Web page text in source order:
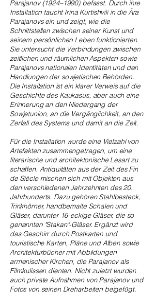
Parajanov (1924–1990) befasst. Durch ihre
Installation taucht Irina Kurtishvili in die Ära
Parajanovs ein und zeigt, wie die
Schnittstellen zwischen seiner Kunst und
seinem persönlichen Leben funktionierten.
Sie untersucht die Verbindungen zwischen
zeitlichen und räumlichen Aspekten sowie
Parajanovs nationalen Identitäten und den
Handlungen der sowjetischen Behörden.
Die Installation ist ein klarer Verweis auf die
Geschichte des Kaukasus, aber auch eine
Erinnerung an den Niedergang der
Sowjetunion, an die Vergänglichkeit, an den
Zerfall des Systems und damit an die Zeit.
Für die Installation wurde eine Vielzahl von
Artefakten zusammengetragen, um eine
literarische und architektonische Lesart zu
schaffen. Antiquitäten aus der Zeit des Fin
de Siècle mischen sich mit Objekten aus
den verschiedenen Jahrzehnten des 20.
Jahrhunderts. Dazu gehören Stahlbesteck,
Trinkhörner, handbemalte Schalen und
Gläser, darunter 16-eckige Gläser, die so
genannten "Stakan"-Gläser. Ergänzt wird
das Geschirr durch Postkarten und
touristische Karten, Pläne und Alben sowie
Architekturbücher mit Abbildungen
armenischer Kirchen, die Parajanov als
Filmkulissen dienten. Nicht zuletzt wurden
auch private Aufnahmen von Parajanov und
Fotos von seinen Dreharbeiten beigefügt.